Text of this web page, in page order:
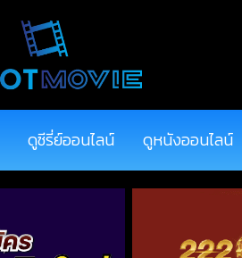
ดูซีรี่ย์ออนไลน์ ดูหนังออนไลน์